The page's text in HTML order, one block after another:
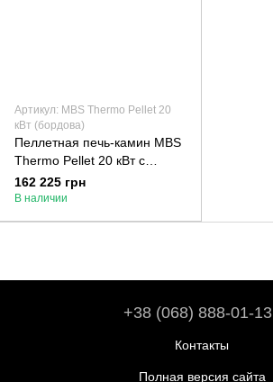
Артикул: MBS Thermo Pellet 20
кВт (бордова)
Пеллетная печь-камин MBS
Thermo Pellet 20 кВт с
водяным контуром
(бордовая)
162 225 грн
В наличии
+38 (068) 888-01-13
Контакты
Полная версия сайта